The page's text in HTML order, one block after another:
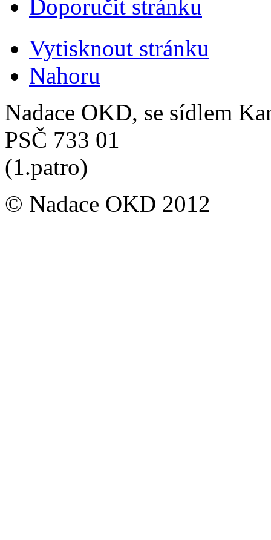
Doporučit stránku
Vytisknout stránku
Nahoru
Nadace OKD, se sídlem
PSČ 733 01
(1.patro)
© Nadace OKD 2012